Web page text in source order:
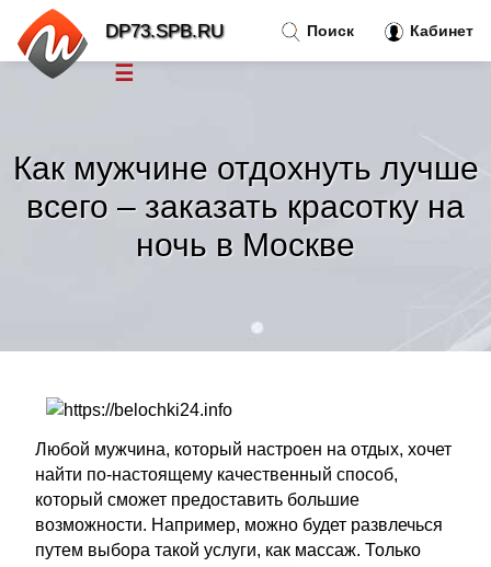
Как мужчине отдохнуть лучше
всего – заказать красотку на
ночь в Москве
Любой мужчина, который настроен на отдых, хочет
найти по-настоящему качественный способ,
который сможет предоставить большие
возможности. Например, можно будет развлечься
путем выбора такой услуги, как массаж. Только
Поиск Кабинет
DP73.SPB.RU
☰
Тренды новостей»